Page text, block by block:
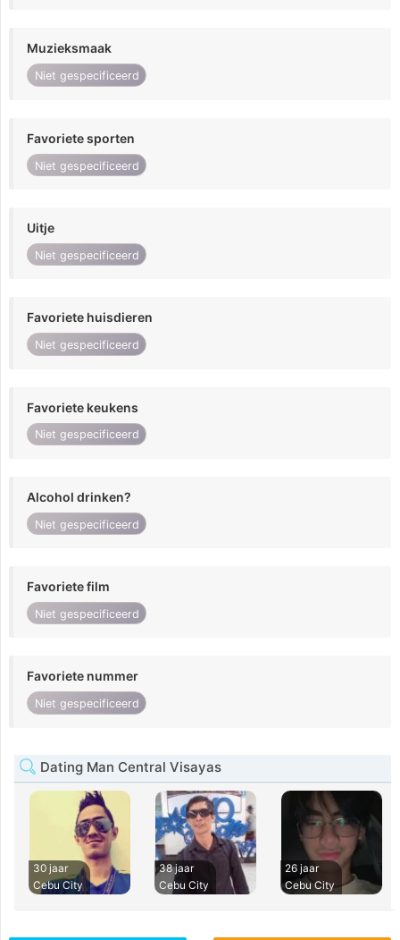
Muzieksmaak
Niet gespecificeerd
Favoriete sporten
Niet gespecificeerd
Uitje
Niet gespecificeerd
Favoriete huisdieren
Niet gespecificeerd
Favoriete keukens
Niet gespecificeerd
Alcohol drinken?
Niet gespecificeerd
Favoriete film
Niet gespecificeerd
Favoriete nummer
Niet gespecificeerd
Dating Man Central Visayas
30 jaar
Cebu City
38 jaar
Cebu City
26 jaar
Cebu City